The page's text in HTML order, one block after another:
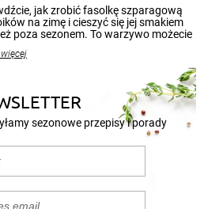
które pozwolą zachować świeżość
jak zrobić fasolkę szparagową
na zimę i cieszyć się jej smakiem
poza sezonem. To warzywo możecie
propozycje!
sezonowe przepisy i porady